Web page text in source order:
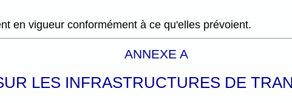
en vigueur conformément à ce qu'elles prévoient.
ANNEXE A
LES INFRASTRUCTURES DE